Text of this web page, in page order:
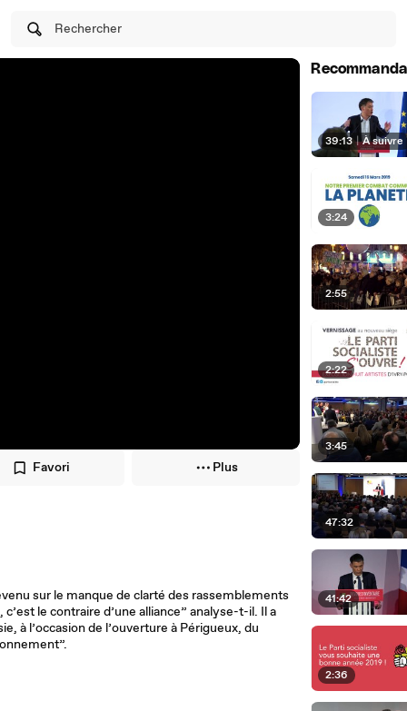
Rechercher
Favori Plus
sur le manque de clarté des rassemblements
le contraire d’une alliance” analyse-t-il. Il a
à l’occasion de l’ouverture à Périgueux, du
39:13 | À suivre
3:24
2:55
2:22
3:45
47:32
41:42
2:36